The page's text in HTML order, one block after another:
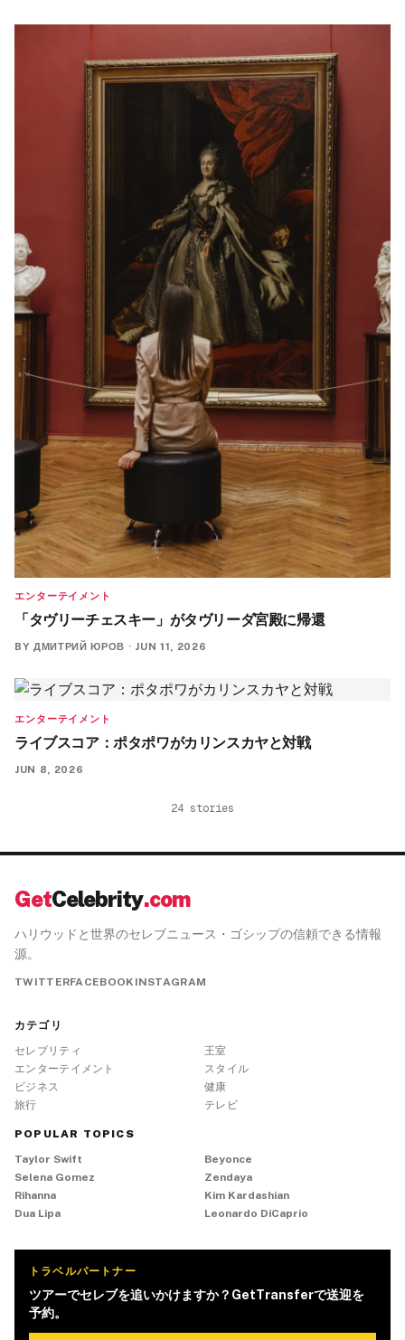
エンターテイメント
「タヴリーチェスキー」がタヴリーダ宮殿に帰還
BY ДМИТРИЙ ЮРОВ · JUN 11, 2026
エンターテイメント
ライブスコア：ポタポワがカリンスカヤと対戦
JUN 8, 2026
24 stories
GetCelebrity.com
ハリウッドと世界のセレブニュース・ゴシップの信頼できる情報
源。
TWITTERFACEBOOK INSTAGRAM
カテゴリ
セレブリティ
王室
エンターテイメント
スタイル
ビジネス
健康
旅行
テレビ
POPULAR TOPICS
Taylor Swift
Beyonce
Selena Gomez
Zendaya
Rihanna
Kim Kardashian
Dua Lipa
Leonardo DiCaprio
トラベルパートナー
ツアーでセレブを追いかけますか？GetTransferで送迎を
予約。